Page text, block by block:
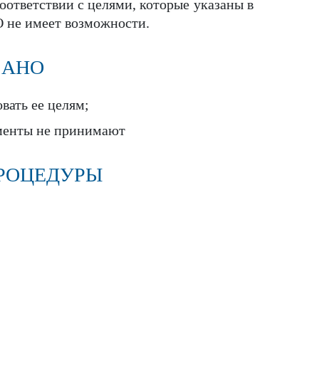
с целями, которые указаны в
не имеет возможности.
ее целям;
не принимают